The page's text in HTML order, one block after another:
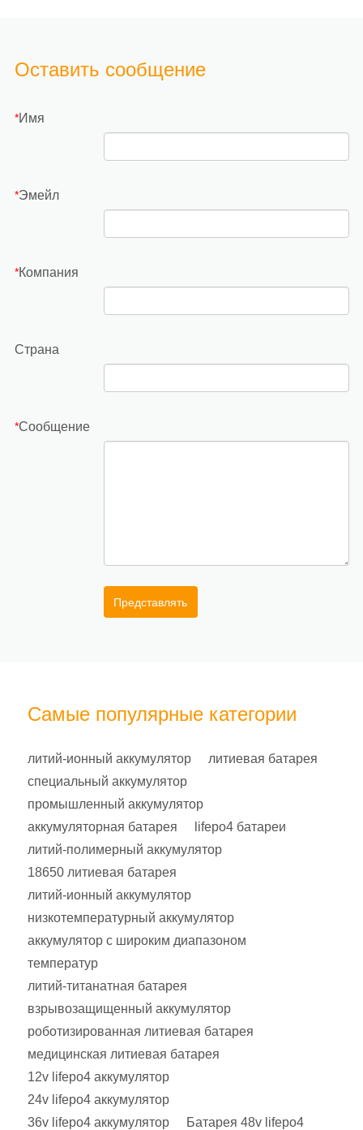
Оставить сообщение
*Имя
*Эмейл
*Компания
Страна
*Сообщение
Представлять
Самые популярные категории
литий-ионный аккумулятор
литиевая батарея
специальный аккумулятор
промышленный аккумулятор
аккумуляторная батарея
lifepo4 батареи
литий-полимерный аккумулятор
18650 литиевая батарея
литий-ионный аккумулятор
низкотемпературный аккумулятор
аккумулятор с широким диапазоном
температур
литий-титанатная батарея
взрывозащищенный аккумулятор
роботизированная литиевая батарея
медицинская литиевая батарея
12v lifepo4 аккумулятор
24v lifepo4 аккумулятор
36v lifepo4 аккумулятор
Батарея 48v lifepo4